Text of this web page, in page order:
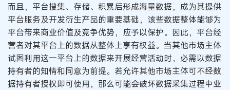
而且，平台搜集、存储、积累后形成海量数据，成为其提供
平台服务及开发衍生产品的重要基础，该些数据整体能够为
平台带来商业价值及竞争优势，应予以保护。因此，平台经
营者对其平台上的数据从整体上享有权益。当其他市场主体
试图利用这一平台上的数据来开展经营活动时，必需以数据
持有者的知情和同意为前提。若允许其他市场主体可不经数
据持有者授权即可使用，那么可能会破坏数据采集过程中业